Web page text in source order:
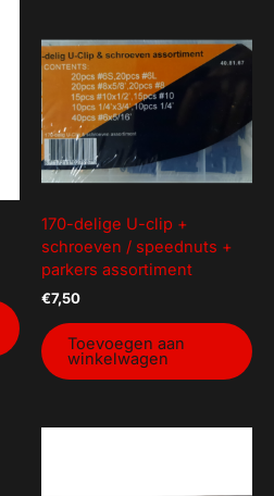
170-delige U-clip +
schroeven / speednuts +
parkers assortiment
€7,50
Toevoegen aan
winkelwagen